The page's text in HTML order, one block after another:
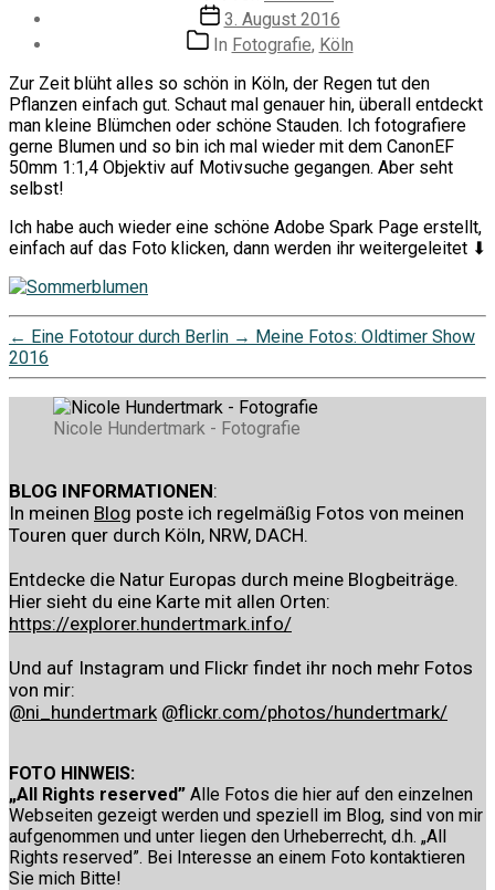
Veröffentlichungsdatum
3. August 2016
Kategorien
In Fotografie, Köln
Zur Zeit blüht alles so schön in Köln, der Regen tut den
Pflanzen einfach gut. Schaut mal genauer hin, überall entdeckt
man kleine Blümchen oder schöne Stauden. Ich fotografiere
gerne Blumen und so bin ich mal wieder mit dem CanonEF
50mm 1:1,4 Objektiv auf Motivsuche gegangen. Aber seht
selbst!
Ich habe auch wieder eine schöne Adobe Spark Page erstellt,
einfach auf das Foto klicken, dann werden ihr weitergeleitet ⬇︎
← Eine Fototour durch Berlin → Meine Fotos: Oldtimer Show
2016
Nicole Hundertmark - Fotografie
BLOG INFORMATIONEN:
In meinen Blog poste ich regelmäßig Fotos von meinen
Touren quer durch Köln, NRW, DACH.
Entdecke die Natur Europas durch meine Blogbeiträge.
Hier sieht du eine Karte mit allen Orten:
https://explorer.hundertmark.info/
Und auf Instagram und Flickr findet ihr noch mehr Fotos
von mir:
@ni_hundertmark @flickr.com/photos/hundertmark/
FOTO HINWEIS:
„All Rights reserved” Alle Fotos die hier auf den einzelnen
Webseiten gezeigt werden und speziell im Blog, sind von mir
aufgenommen und unter liegen den Urheberrecht, d.h. „All
Rights reserved”. Bei Interesse an einem Foto kontaktieren
Sie mich Bitte!